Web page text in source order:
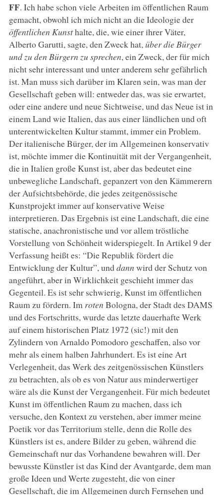
FF. Ich habe schon viele Arbeiten im öffentlichen Raum
gemacht, obwohl ich mich nicht an die Ideologie der
öffentlichen Kunsthalte, die, wie einer ihrer Väter,
Alberto Garutti, sagte, den Zweck hat,über die Bürger
und zu den Bürgern zu sprechen, ein Zweck, der für mich
nicht sehr interessant und unter anderem sehr gefährlich
ist. Man muss sich darüber im Klaren sein, was man der
Gesellschaft geben will: entweder das, was sie erwartet,
oder eine andere und neue Sichtweise, und das Neue ist in
einem Land wie Italien, das aus einer ländlichen und oft
unterentwickelten Kultur stammt, immer ein Problem.
Der italienische Bürger, der im Allgemeinen konservativ
ist, möchte immer die Kontinuität mit der Vergangenheit,
die in Italien große Kunst ist, aber das bedeutet eine
unbewegliche Landschaft, gepanzert von den Kämmerern
der Aufsichtsbehörde, die jedes zeitgenössische
Kunstprojekt immer auf konservative Weise
interpretieren. Das Ergebnis ist eine Landschaft, die eine
statische, anachronistische und vor allem tröstliche
Vorstellung von Schönheit widerspiegelt. In Artikel 9 der
Verfassung heißt es: “Die Republik fördert die
Entwicklung der Kultur”, unddann wird der Schutz von
angeführt, aber in Wirklichkeit geschieht immer das
Gegenteil. Es ist sehr schwierig, Kunst im öffentlichen
Raum zu fördern. Im roten Bologna, der Stadt des DAMS
und des Fortschritts, wurde das letzte dauerhafte Werk
auf einem historischen Platz 1972 (sic!) mit den
Zylindern von Arnaldo Pomodoro geschaffen, also vor
mehr als einem halben Jahrhundert. Es ist eine Art
Verlegenheit, das Werk des zeitgenössischen Künstlers
zu betrachten, als ob es von Natur aus minderwertiger
wäre als die Kunst der Vergangenheit. Für mich bedeutet
Kunst im öffentlichen Raum zu machen, dass ich
versuche, den Kontext zu verstehen, aber immer meine
Poetik vor das Territorium stelle, denn die Rolle des
Künstlers ist es, andere Bilder zu geben, während die
Gemeinschaft nur das Vorhandene bewahren will. Der
bewusste Künstler ist das Kind der Avantgarde, dem man
große Ideen und Werte zugesteht, die von einer
Gesellschaft, die im Allgemeinen durch Fernsehen und